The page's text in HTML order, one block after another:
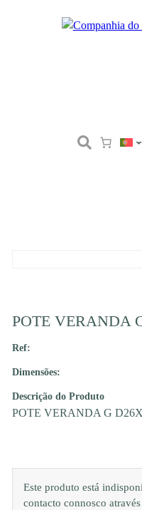
POTE VERANDA
Ref:
Dimensões:
Descrição do Produto
POTE VERANDA G
Este produto está
contacto connosco